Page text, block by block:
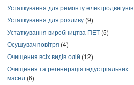
Устаткування для ремонту електродвигунів
Устаткування для розливу (9)
Устаткування виробництва ПЕТ (5)
Осушувач повітря (4)
Очищення всіх видів олій (12)
Очищення та регенерація індустріальних
масел (6)